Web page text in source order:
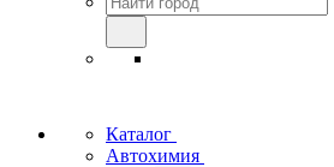
Каталог
Автохимия